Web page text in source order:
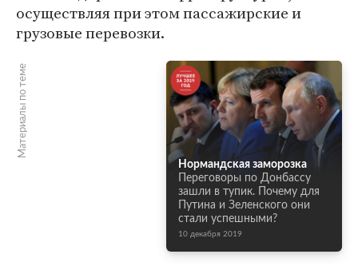
осуществляя при этом пассажирские и
грузовые перевозки.
Материалы по теме
Нормандская заморозка
Переговоры по Донбассу
зашли в тупик. Почему для
Путина и Зеленского они
стали успешными?
10 декабря 2019